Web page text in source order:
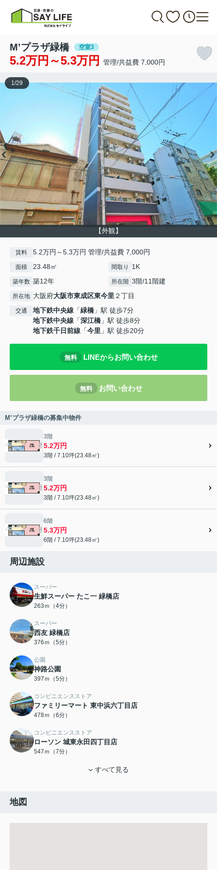
M’プラザ緑橋 空室3
5.2万円～5.3万円 管理/共益費 7,000円
【外観】
1 /29
賃料 5.2万円～5.3万円 管理/共益費 7,000円
面積 23.48㎡ 間取り 1K
築年数 築12年 所在階 3階/11階建
所在地 大阪府大阪市東成区東今里 ２丁目
交通 地下鉄中央線 「緑橋 」駅 徒歩7分
地下鉄中央線 「深江橋 」駅 徒歩8分
地下鉄千日前線 「今里 」駅 徒歩20分
無料 LINEからお問い合わせ
無料 お問い合わせ
M’プラザ緑橋の募集中物件
3階
5.2万円
3階 / 7.10坪(23.48㎡)
3階
5.2万円
3階 / 7.10坪(23.48㎡)
6階
5.3万円
6階 / 7.10坪(23.48㎡)
周辺施設
スーパー
生鮮スーパー たこ一 緑橋店
263ｍ（4分）
スーパー
西友 緑橋店
376ｍ（5分）
公園
神路公園
397ｍ（5分）
コンビニエンスストア
ファミリーマート 東中浜六丁目店
478ｍ（6分）
コンビニエンスストア
ローソン 城東永田四丁目店
547ｍ（7分）
すべて見る
地図